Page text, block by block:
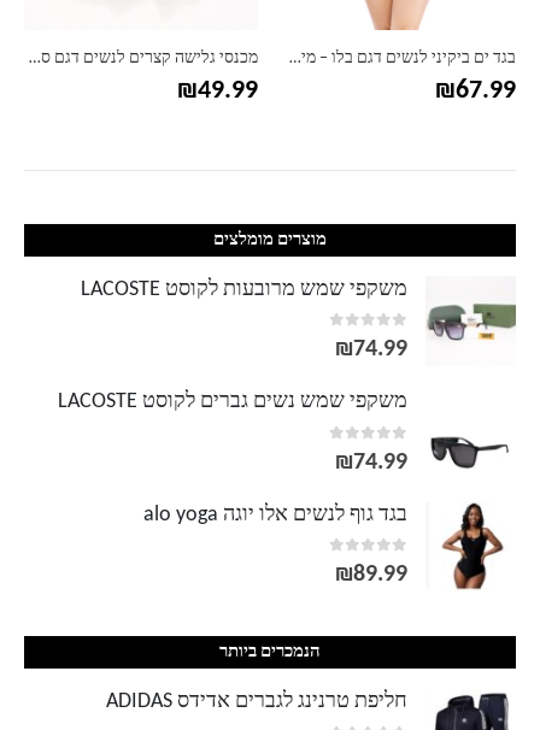
בגד ים ביקיני לנשים דגם בלו – מידות גדולות
₪67.99
מכנסי גלישה קצרים לנשים דגם סטריפ
₪49.99
מוצרים מומלצים
משקפי שמש מרובעות לקוסט LACOSTE
0
out of 5
₪74.99
משקפי שמש נשים גברים לקוסט LACOSTE
0
out of 5
₪74.99
בגד גוף לנשים אלו יוגה alo yoga
0
out of 5
₪89.99
הנמכרים ביותר
חליפת טרנינג לגברים אדידס ADIDAS